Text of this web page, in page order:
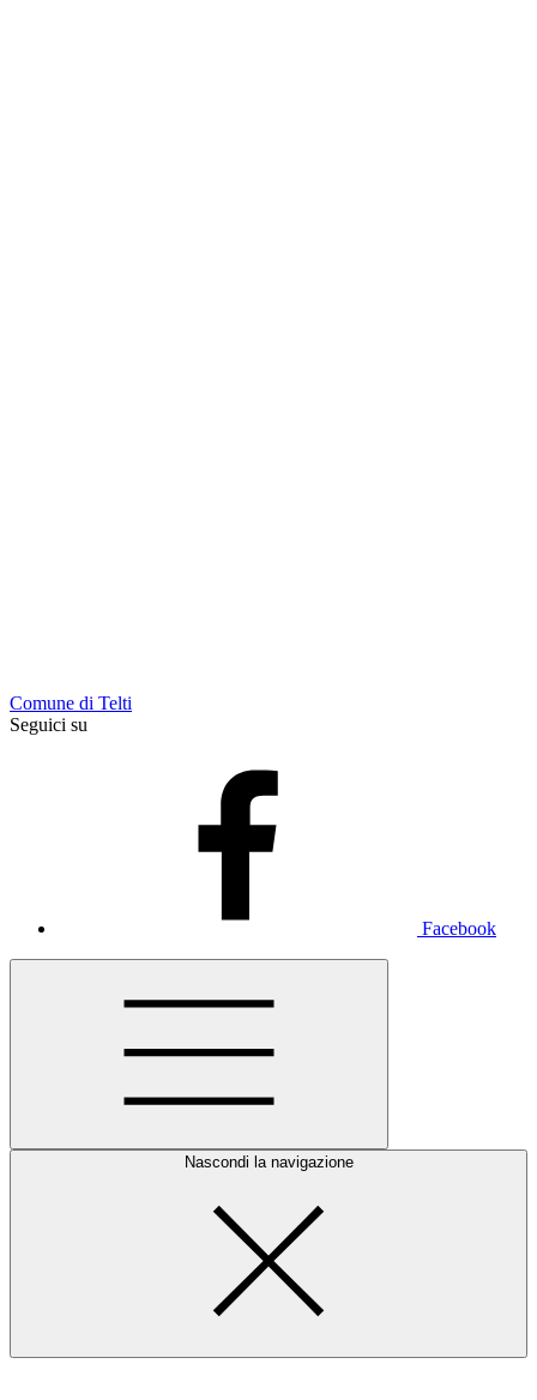
Comune di Telti
Seguici su
Facebook
Nascondi la navigazione